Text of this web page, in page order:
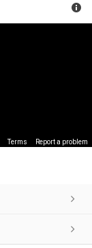
Terms Report a problem